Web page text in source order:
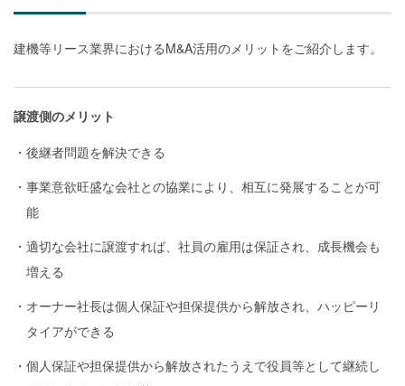
建機等リース業界におけるM&A活用のメリットをご紹介します。
譲渡側のメリット
後継者問題を解決できる
事業意欲旺盛な会社との協業により、相互に発展することが可
能
適切な会社に譲渡すれば、社員の雇用は保証され、成長機会も
増える
オーナー社長は個人保証や担保提供から解放され、ハッピーリ
タイアができる
個人保証や担保提供から解放されたうえで役員等として継続し